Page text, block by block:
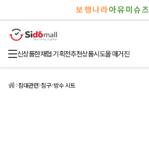
보행나라아유미슈즈
신상품한재협 기획전추천상품시도몰 매거진
침대관련 침구 방수 시트